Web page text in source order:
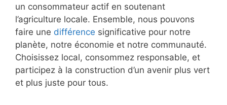
un consommateur actif en soutenant
l’agriculture locale. Ensemble, nous pouvons
faire une différence significative pour notre
planète, notre économie et notre communauté.
Choisissez local, consommez responsable, et
participez à la construction d’un avenir plus vert
et plus juste pour tous.